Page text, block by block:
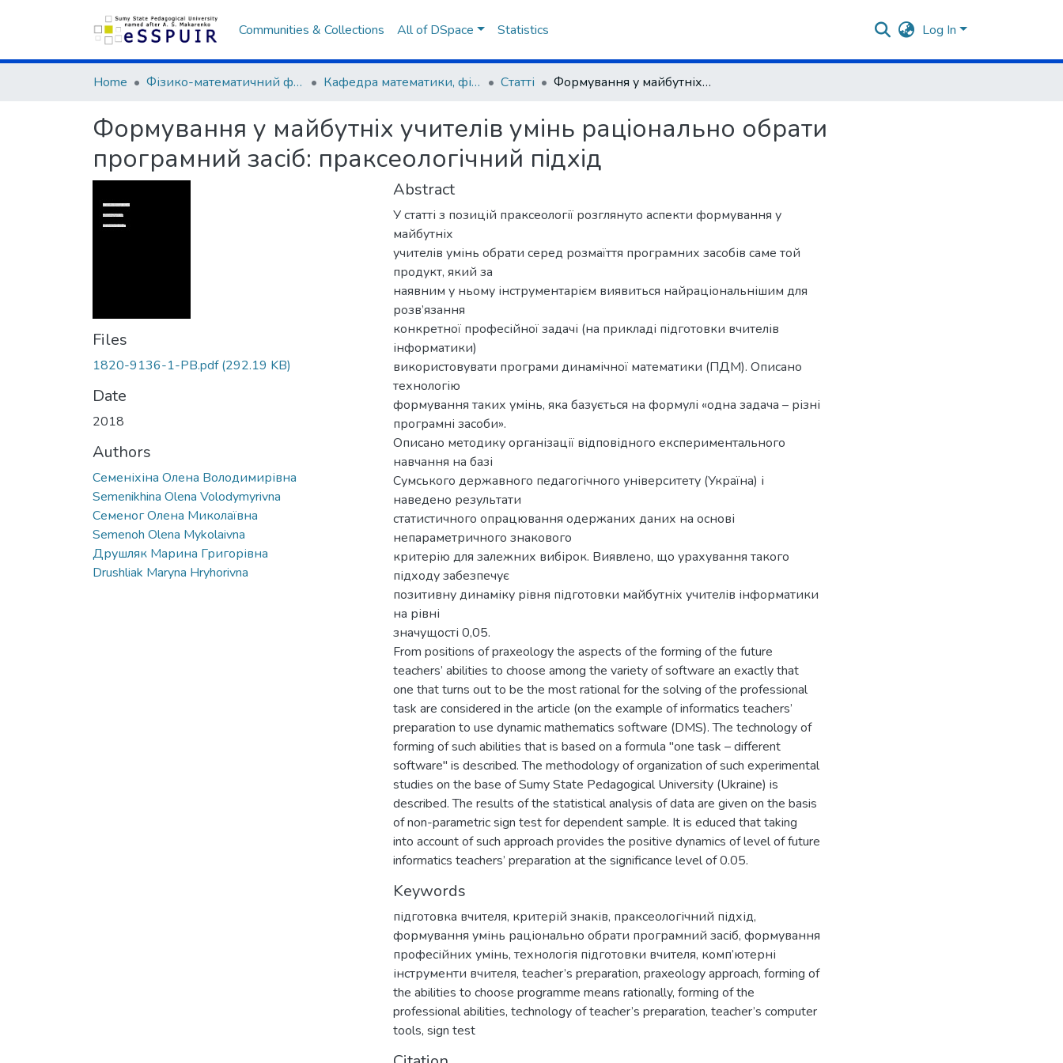
Communities & Collections All of DSpace Statistics Log In
Home Фізико-математичний факультет Кафедра математики, фізики та методик їх навчання Статті Формування у майбутніх учителів умінь раціонально обрати програмний засіб: праксеологічний підхід
Формування у майбутніх учителів умінь раціонально обрати
програмний засіб: праксеологічний підхід
Files
1820-9136-1-PB.pdf(292.19 KB)
Date
2018
Authors
Семеніхіна Олена Володимирівна
Semenikhina Olena Volodymyrivna
Семеног Олена Миколаївна
Semenoh Olena Mykolaivna
Друшляк Марина Григорівна
Drushliak Maryna Hryhorivna
Abstract
У статті з позицій праксеології розглянуто аспекти формування у
майбутніх
учителів умінь обрати серед розмаїття програмних засобів саме той
продукт, який за
наявним у ньому інструментарієм виявиться найраціональнішим для
розв’язання
конкретної професійної задачі (на прикладі підготовки вчителів
інформатики)
використовувати програми динамічної математики (ПДМ). Описано
технологію
формування таких умінь, яка базується на формулі «одна задача – різні
програмні засоби».
Описано методику організації відповідного експериментального
навчання на базі
Сумського державного педагогічного університету (Україна) і
наведено результати
статистичного опрацювання одержаних даних на основі
непараметричного знакового
критерію для залежних вибірок. Виявлено, що урахування такого
підходу забезпечує
позитивну динаміку рівня підготовки майбутніх учителів інформатики
на рівні
значущості 0,05.
From positions of praxeology the aspects of the forming of the future
teachers’ abilities to choose among the variety of software an exactly that
one that turns out to be the most rational for the solving of the professional
task are considered in the article (on the example of informatics teachers’
preparation to use dynamic mathematics software (DMS). The technology of
forming of such abilities that is based on a formula "one task – different
software" is described. The methodology of organization of such experimental
studies on the base of Sumy State Pedagogical University (Ukraine) is
described. The results of the statistical analysis of data are given on the basis
of non-parametric sign test for dependent sample. It is educed that taking
into account of such approach provides the positive dynamics of level of future
informatics teachers’ preparation at the significance level of 0.05.
Keywords
підготовка вчителя, критерій знаків, праксеологічний підхід,
формування умінь раціонально обрати програмний засіб, формування
професійних умінь, технологія підготовки вчителя, комп’ютерні
інструменти вчителя, teacher’s preparation, praxeology approach, forming of
the abilities to choose programme means rationally, forming of the
professional abilities, technology of teacher’s preparation, teacher’s computer
tools, sign test